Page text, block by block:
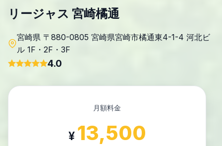
リージャス 宮崎橘通
宮崎県 〒880-0805 宮崎県宮崎市橘通東4-1-4 河北ビ
ル 1F・2F・3F
4.0
月額料金
¥ 13,500